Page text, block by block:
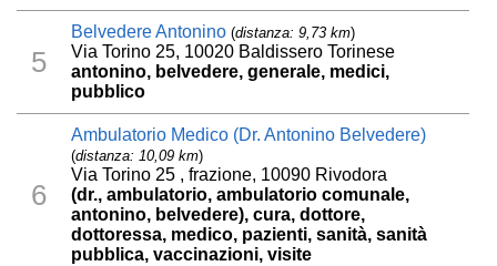
5
Belvedere Antonino (distanza: 9,73 km)
Via Torino 25, 10020 Baldissero Torinese
antonino, belvedere, generale, medici,
pubblico
6
Ambulatorio Medico (Dr. Antonino Belvedere)
(distanza: 10,09 km)
Via Torino 25 , frazione, 10090 Rivodora
(dr., ambulatorio, ambulatorio comunale,
antonino, belvedere), cura, dottore,
dottoressa, medico, pazienti, sanità, sanità
pubblica, vaccinazioni, visite